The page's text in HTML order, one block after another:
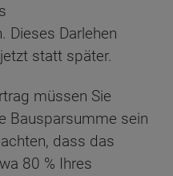
Dieses Darlehen
statt später.
müssen Sie
Bausparsumme sein
dass das
80 % Ihres